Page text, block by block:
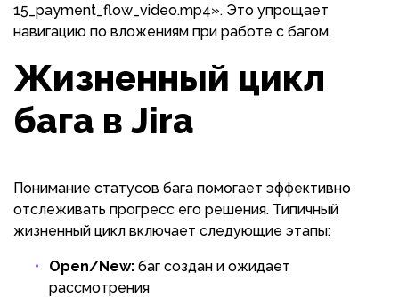
15_payment_flow_video.mp4». Это упрощает
навигацию по вложениям при работе с багом.
Жизненный цикл
бага в Jira
Понимание статусов бага помогает эффективно
отслеживать прогресс его решения. Типичный
жизненный цикл включает следующие этапы:
Open/New: баг создан и ожидает
рассмотрения